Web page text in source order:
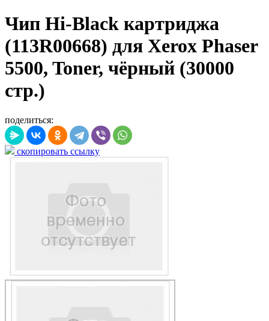
Чип Hi-Black картриджа
(113R00668) для Xerox Phaser
5500, Toner, чёрный (30000
стр.)
поделиться:
скопировать ссылку